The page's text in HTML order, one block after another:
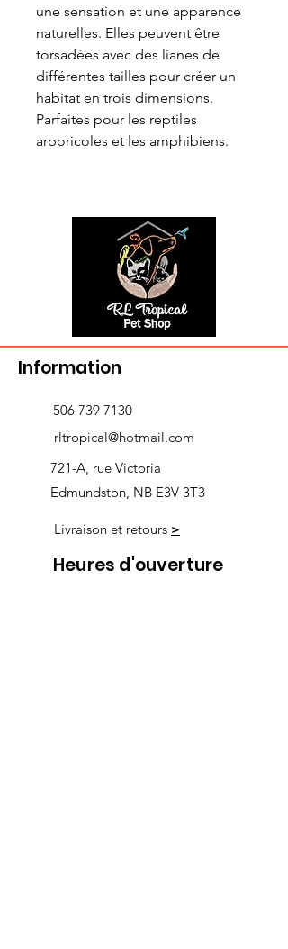
une sensation et une apparence
naturelles. Elles peuvent être
torsadées avec des lianes de
différentes tailles pour créer un
habitat en trois dimensions.
Parfaites pour les reptiles
arboricoles et les amphibiens.
Information
506 739 7130
rltropical@hotmail.com
721-A, rue Victoria
Edmundston, NB E3V 3T3
Livraison et retours >
Heures d'ouverture